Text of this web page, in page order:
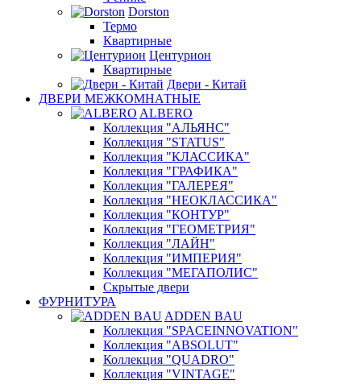
Dorston
Термо
Квартирные
Центурион
Квартирные
Двери - Китай
ДВЕРИ МЕЖКОМНАТНЫЕ
ALBERO
Коллекция "АЛЬЯНС"
Коллекция "STATUS"
Коллекция "КЛАССИКА"
Коллекция "ГРАФИКА"
Коллекция "ГАЛЕРЕЯ"
Коллекция "НЕОКЛАССИКА"
Коллекция "КОНТУР"
Коллекция "ГЕОМЕТРИЯ"
Коллекция "ЛАЙН"
Коллекция "ИМПЕРИЯ"
Коллекция "МЕГАПОЛИС"
Скрытые двери
ФУРНИТУРА
ADDEN BAU
Коллекция "SPACEINNOVATION"
Коллекция "ABSOLUT"
Коллекция "QUADRO"
Коллекция "VINTAGE"